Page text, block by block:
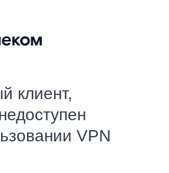
клиент,
VPN